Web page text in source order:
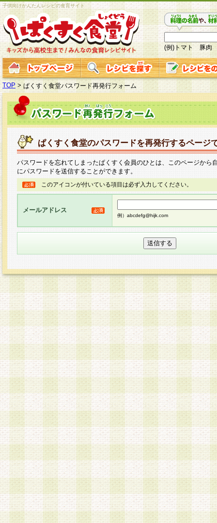
子供向けかんたんレシピの食育サイト
(例)トマト 豚肉
TOP > ぱくすく食堂パスワード再発行フォーム
ぱくすく食堂のパスワードを再発行するページ
パスワードを忘れてしまったぱくすく会員のひとは、このページから
にパスワードを送信することができます。
このアイコンが付いている項目は必ず入力してください。
メールアドレス
例）abcdefg@hijk.com